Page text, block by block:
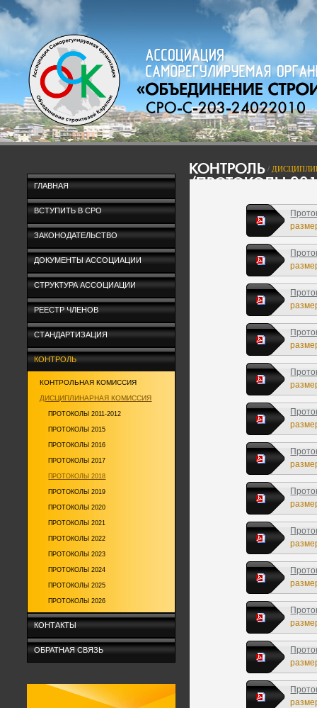
ГЛАВНАЯ
ВСТУПИТЬ В СРО
ЗАКОНОДАТЕЛЬСТВО
ДОКУМЕНТЫ АССОЦИАЦИИ
СТРУКТУРА АССОЦИАЦИИ
РЕЕСТР ЧЛЕНОВ
СТАНДАРТИЗАЦИЯ
КОНТРОЛЬ
КОНТРОЛЬНАЯ КОМИССИЯ
ДИСЦИПЛИНАРНАЯ КОМИССИЯ
ПРОТОКОЛЫ 2011-2012
ПРОТОКОЛЫ 2015
ПРОТОКОЛЫ 2016
ПРОТОКОЛЫ 2017
ПРОТОКОЛЫ 2018
ПРОТОКОЛЫ 2019
ПРОТОКОЛЫ 2020
ПРОТОКОЛЫ 2021
ПРОТОКОЛЫ 2022
ПРОТОКОЛЫ 2023
ПРОТОКОЛЫ 2024
ПРОТОКОЛЫ 2025
ПРОТОКОЛЫ 2026
КОНТАКТЫ
ОБРАТНАЯ СВЯЗЬ
КОНТРОЛЬ /
/ПРОТОКОЛЫ